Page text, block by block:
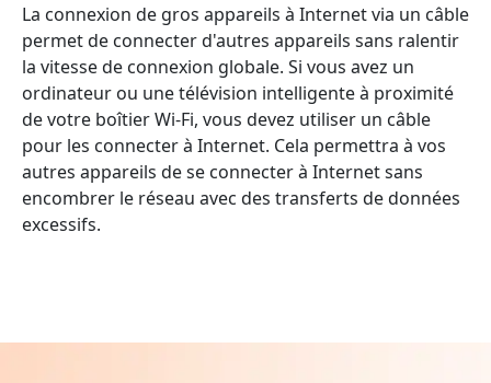
La connexion de gros appareils à Internet via un câble
permet de connecter d'autres appareils sans ralentir
la vitesse de connexion globale. Si vous avez un
ordinateur ou une télévision intelligente à proximité
de votre boîtier Wi-Fi, vous devez utiliser un câble
pour les connecter à Internet. Cela permettra à vos
autres appareils de se connecter à Internet sans
encombrer le réseau avec des transferts de données
excessifs.